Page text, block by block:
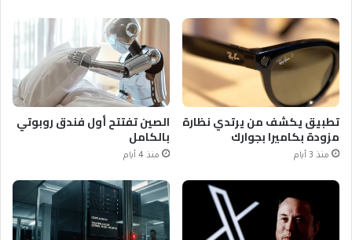
تطبيق يكشف من يرتدي نظارة
مزودة بكاميرا بجوارك
منذ 3 أيام
الصين تفتتح أول فندق روبوتي
بالكامل
منذ 4 أيام